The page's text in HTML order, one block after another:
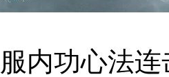
内功心法